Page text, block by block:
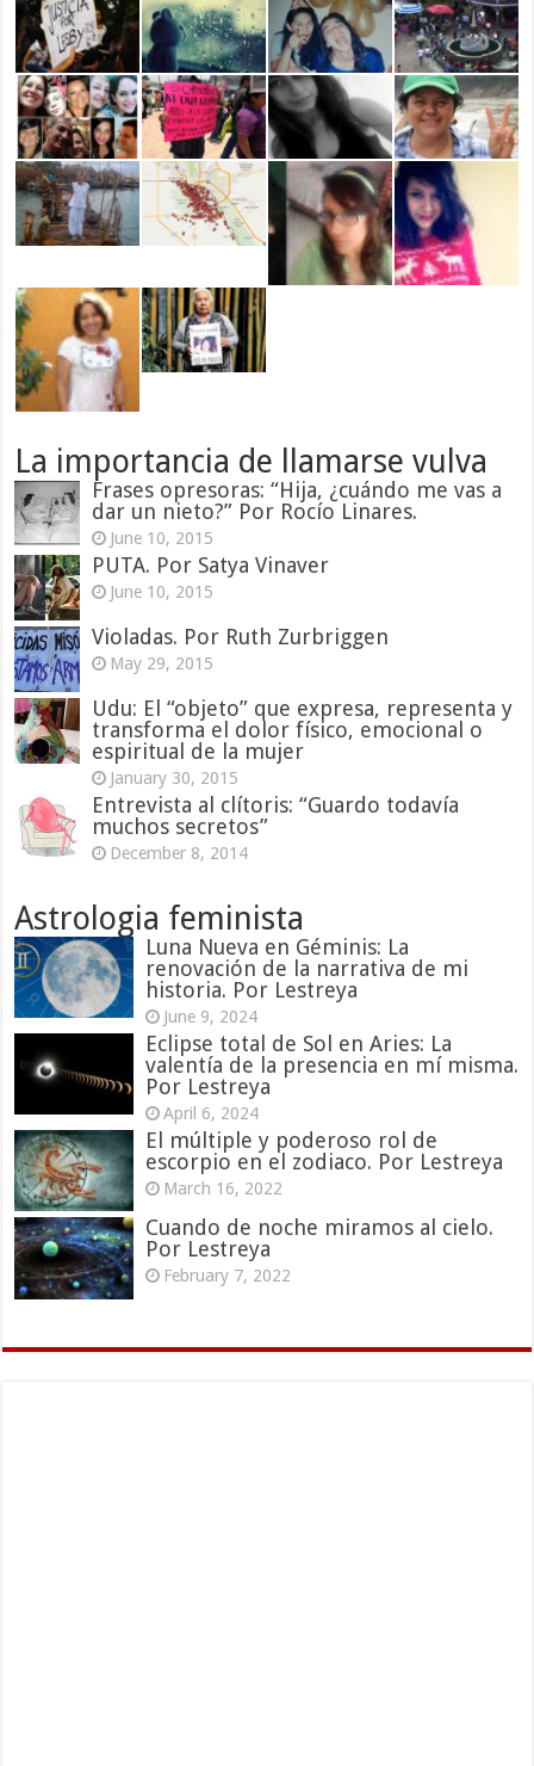
La importancia de llamarse vulva
Frases opresoras: “Hija, ¿cuándo me vas a
dar un nieto?” Por Rocío Linares.
June 10, 2015
PUTA. Por Satya Vinaver
June 10, 2015
Violadas. Por Ruth Zurbriggen
May 29, 2015
Udu: El “objeto” que expresa, representa y
transforma el dolor físico, emocional o
espiritual de la mujer
January 30, 2015
Entrevista al clítoris: “Guardo todavía
muchos secretos”
December 8, 2014
Astrologia feminista
Luna Nueva en Géminis: La
renovación de la narrativa de mi
historia. Por Lestreya
June 9, 2024
Eclipse total de Sol en Aries: La
valentía de la presencia en mí misma.
Por Lestreya
April 6, 2024
El múltiple y poderoso rol de
escorpio en el zodiaco. Por Lestreya
March 16, 2022
Cuando de noche miramos al cielo.
Por Lestreya
February 7, 2022